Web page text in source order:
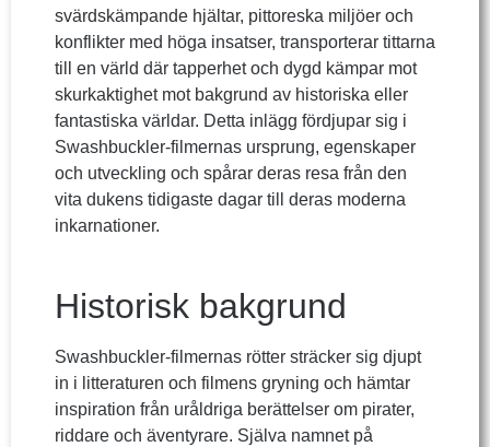
svärdskämpande hjältar, pittoreska miljöer och
konflikter med höga insatser, transporterar tittarna
till en värld där tapperhet och dygd kämpar mot
skurkaktighet mot bakgrund av historiska eller
fantastiska världar. Detta inlägg fördjupar sig i
Swashbuckler-filmernas ursprung, egenskaper
och utveckling och spårar deras resa från den
vita dukens tidigaste dagar till deras moderna
inkarnationer.
Historisk bakgrund
Swashbuckler-filmernas rötter sträcker sig djupt
in i litteraturen och filmens gryning och hämtar
inspiration från uråldriga berättelser om pirater,
riddare och äventyrare. Själva namnet på